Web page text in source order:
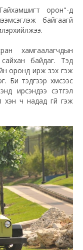
орон"-д
байгаагүй
хамгаалагчдын
байдаг. Тэд
оронд ирж үзэх гэж
тэдгээр хүмүүсээс
ирсэндээ сэтгэл
ч надад үгүй гэж